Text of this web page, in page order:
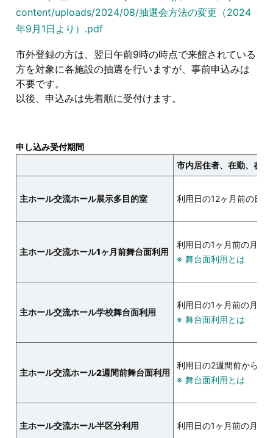
content/uploads/2024/08/抽選会方法の変更（2024
年9月1日より）.pdf
市外登録の方は、翌日午前9時の時点で来館されている
方を対象に各施設の抽選を行いますが、事前申込みは
不要です。
以後、申込みは先着順に受付けます。
申し込み受付期間
市内居住者、在勤、在
主ホール交流ホール展示多目的室 利用日の12ヶ月前の日
主ホール交流ホール1ヶ月前舞台面利用
利用日の1ヶ月前の月の
舞台面利用とは
主ホール交流ホール学校舞台面利用
利用日の1ヶ月前の月の
舞台面利用とは
主ホール交流ホール2週間前舞台面利用
利用日の2週間前から
舞台面利用とは
主ホール交流ホール半区分利用 利用日の1ヶ月前の月の